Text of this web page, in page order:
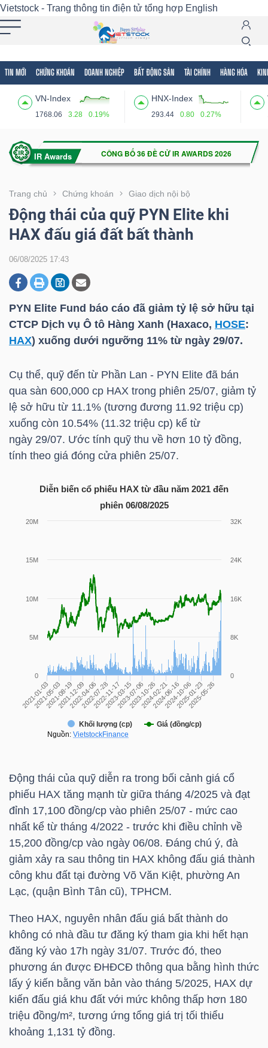
Vietstock - Trang thông tin điện tử tổng hợp English
TIN MỚI CHỨNG KHOÁN DOANH NGHIỆP BẤT ĐỘNG SẢN TÀI CHÍNH HÀNG HÓA
VN-Index
1768.06 3.28 0.19%
HNX-Index
293.44 0.80 0.27%
Trang chủ Chứng khoán Giao dịch nội bộ
Động thái của quỹ PYN Elite khi
HAX đấu giá đất bất thành
06/08/2025 17:43
PYN Elite Fund báo cáo đã giảm tỷ lệ sở hữu tại
CTCP Dịch vụ Ô tô Hàng Xanh (Haxaco, HOSE:
HAX) xuống dưới ngưỡng 11% từ ngày 29/07.
Cụ thể, quỹ đến từ Phần Lan - PYN Elite đã bán
qua sàn 600,000 cp HAX trong phiên 25/07, giảm tỷ
lệ sở hữu từ 11.1% (tương đương 11.92 triệu cp)
xuống còn 10.54% (11.32 triệu cp) kể từ
ngày 29/07. Ước tính quỹ thu về hơn 10 tỷ đồng,
tính theo giá đóng cửa phiên 25/07.
Diễn biến cổ phiếu HAX từ đầu năm 2021 đến
phiên 06/08/2025
Động thái của quỹ diễn ra trong bối cảnh giá cổ
phiếu HAX tăng mạnh từ giữa tháng 4/2025 và đạt
đỉnh 17,100 đồng/cp vào phiên 25/07 - mức cao
nhất kể từ tháng 4/2022 - trước khi điều chỉnh về
15,200 đồng/cp vào ngày 06/08. Đáng chú ý, đà
giảm xảy ra sau thông tin HAX không đấu giá thành
công khu đất tại đường Võ Văn Kiệt, phường An
Lạc, (quận Bình Tân cũ), TPHCM.
Theo HAX, nguyên nhân đấu giá bất thành do
không có nhà đầu tư đăng ký tham gia khi hết hạn
đăng ký vào 17h ngày 31/07. Trước đó, theo
phương án được ĐHĐCĐ thông qua bằng hình thức
lấy ý kiến bằng văn bản vào tháng 5/2025, HAX dự
kiến đấu giá khu đất với mức không thấp hơn 180
triệu đồng/m², tương ứng tổng giá trị tối thiểu
khoảng 1,131 tỷ đồng.
Tất cả Tính năng Ngành Mã chứng khoán
Tính
(-)
VIETSTOCK
CHỨNG
DOANH
NGHIỆP
CHÍNH
HÓA
TẾ
THẾ
GIỚI
DƯƠNG
NHÂN
PHÂN
TÍCH
VIETSTOCKFINANCE